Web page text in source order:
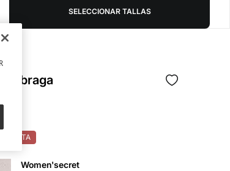
SELECCIONAR TALLAS
y braga
CESTA
Women'secret